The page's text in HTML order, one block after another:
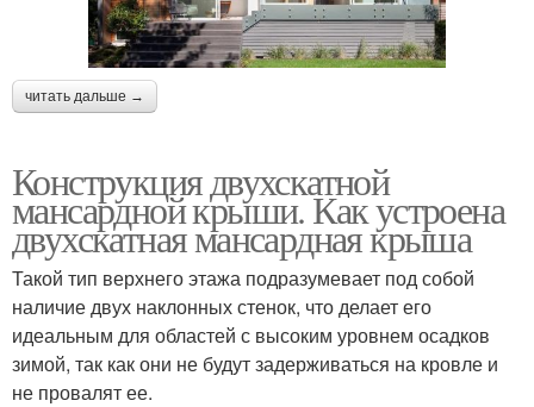
читать дальше →
Конструкция двухскатной
мансардной крыши. Как устроена
двухскатная мансардная крыша
Такой тип верхнего этажа подразумевает под собой
наличие двух наклонных стенок, что делает его
идеальным для областей с высоким уровнем осадков
зимой, так как они не будут задерживаться на кровле и
не провалят ее.